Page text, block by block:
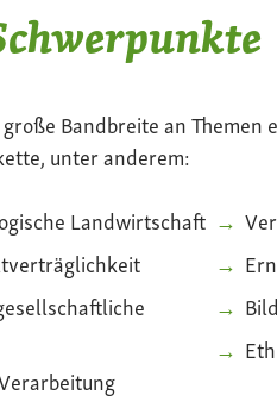
Bandbreite an Themen
unter anderem:
Landwirtschaft